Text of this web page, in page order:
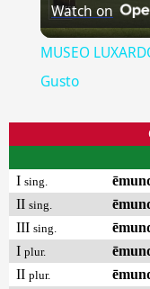
Watch on
MUSEO
Gusto
I sing.
II sing.
III sing.
I plur.
II plur.